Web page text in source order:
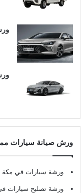
ورش صيانة سيارات
ورشة سيارات في مكة
ورشة تصليح سيارات